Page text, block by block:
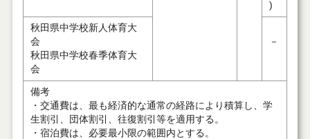
)
秋田県中学校新人体育大
会
秋田県中学校春季体育大
会
－
備考
・交通費は、最も経済的な通常の経路により積算し、学
生割引、団体割引、往復割引等を適用する。
・宿泊費は、必要最小限の範囲内とする。